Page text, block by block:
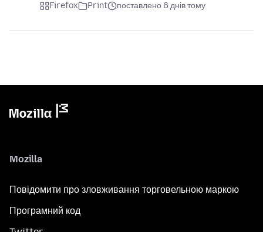
Firefox Print поставлено 6 днів тому
Mozilla
Повідомити про зловживання торговельною маркою
Програмний код